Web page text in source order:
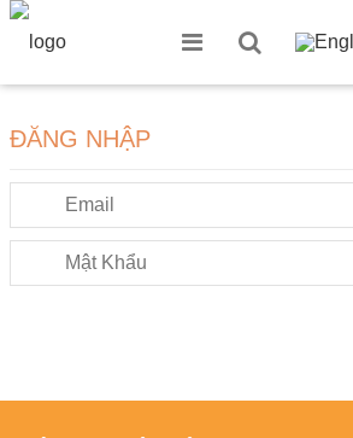
ĐĂNG NHẬP